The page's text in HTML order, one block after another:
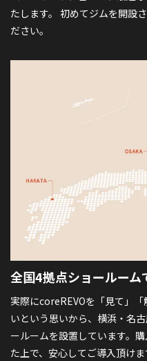
たします。 初めてジムを開設
ださい。
全国4拠点ショールーム
実際にcoreREVOを「見て」
いという思いから、横浜・名
ールームを設置しています。
た上で、安心してご導入頂けま